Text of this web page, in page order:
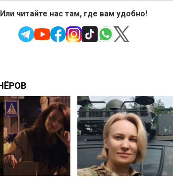
Или читайте нас там, где вам удобно!